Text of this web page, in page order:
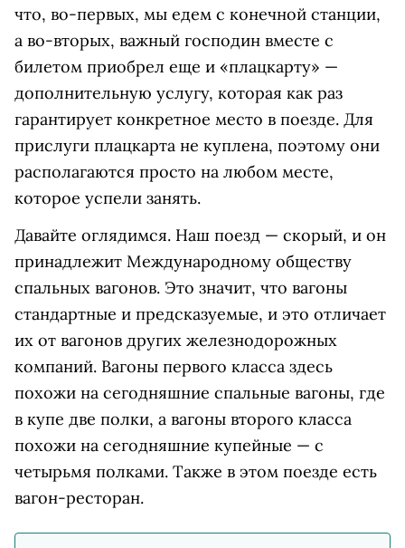
что, во-первых, мы едем с конечной станции,
а во-вторых, важный господин вместе с
билетом приобрел еще и «плацкарту» —
дополнительную услугу, которая как раз
гарантирует конкретное место в поезде. Для
прислуги плацкарта не куплена, поэтому они
располагаются просто на любом месте,
которое успели занять.
Давайте оглядимся. Наш поезд — скорый, и он
принадлежит Международному обществу
спальных вагонов. Это значит, что вагоны
стандартные и предсказуемые, и это отличает
их от вагонов других железнодорожных
компаний. Вагоны первого класса здесь
похожи на сегодняшние спальные вагоны, где
в купе две полки, а вагоны второго класса
похожи на сегодняшние купейные — с
четырьмя полками. Также в этом поезде есть
вагон-ресторан.